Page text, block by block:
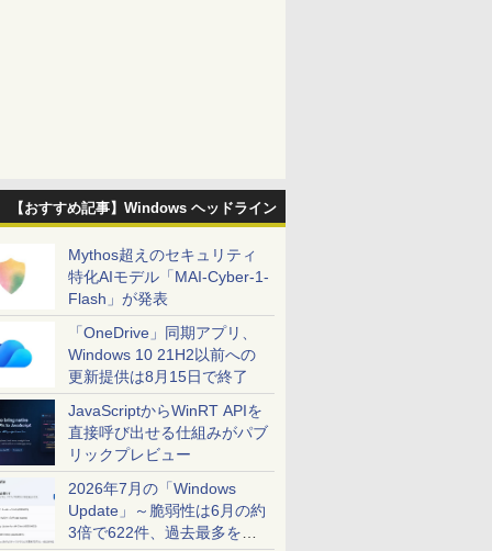
【おすすめ記事】Windows ヘッドライン
Mythos超えのセキュリティ
特化AIモデル「MAI-Cyber-1-
Flash」が発表
「OneDrive」同期アプリ、
Windows 10 21H2以前への
更新提供は8月15日で終了
JavaScriptからWinRT APIを
直接呼び出せる仕組みがパブ
リックプレビュー
2026年7月の「Windows
Update」～脆弱性は6月の約
3倍で622件、過去最多を大